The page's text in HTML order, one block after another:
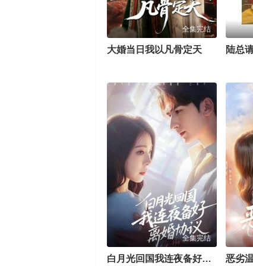
全集完结
大婚当日我以凡骨定天
全集完结
白月光回国我连夜备好离婚协议 恶劣